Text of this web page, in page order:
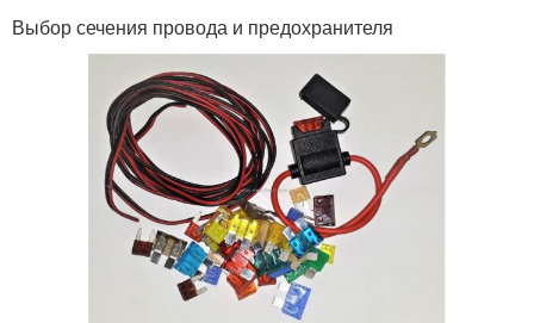
Выбор сечения провода и предохранителя